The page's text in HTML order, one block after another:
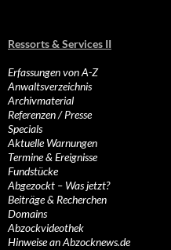
Ressorts & Services II
Erfassungen von A-Z
Anwaltsverzeichnis
Archivmaterial
Referenzen / Presse
Specials
Aktuelle Warnungen
Termine & Ereignisse
Fundstücke
Abgezockt – Was jetzt?
Beiträge & Recherchen
Domains
Abzockvideothek
Hinweise an Abzocknews.de